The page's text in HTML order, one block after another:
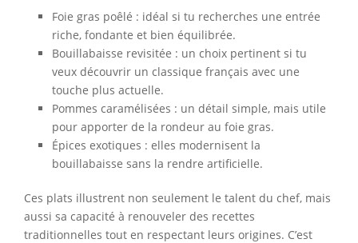
Foie gras poêlé : idéal si tu recherches une entrée
riche, fondante et bien équilibrée.
Bouillabaisse revisitée : un choix pertinent si tu
veux découvrir un classique français avec une
touche plus actuelle.
Pommes caramélisées : un détail simple, mais utile
pour apporter de la rondeur au foie gras.
Épices exotiques : elles modernisent la
bouillabaisse sans la rendre artificielle.
Ces plats illustrent non seulement le talent du chef, mais
aussi sa capacité à renouveler des recettes
traditionnelles tout en respectant leurs origines. C’est